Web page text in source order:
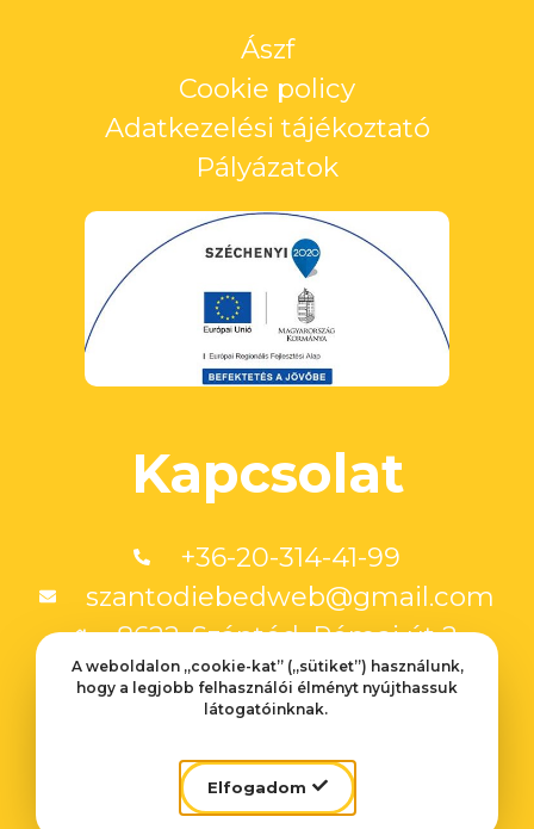
Ászf
Cookie policy
Adatkezelési tájékoztató
Pályázatok
Kapcsolat
+36-20-314-41-99
szantodiebedweb@gmail.com
8622. Szántód, Római út 2.
Weboldalt készítette:
Fotók:
A weboldalon „cookie-kat” („sütiket”) használunk,
hogy a legjobb felhasználói élményt nyújthassuk
látogatóinknak.
Elfogadom